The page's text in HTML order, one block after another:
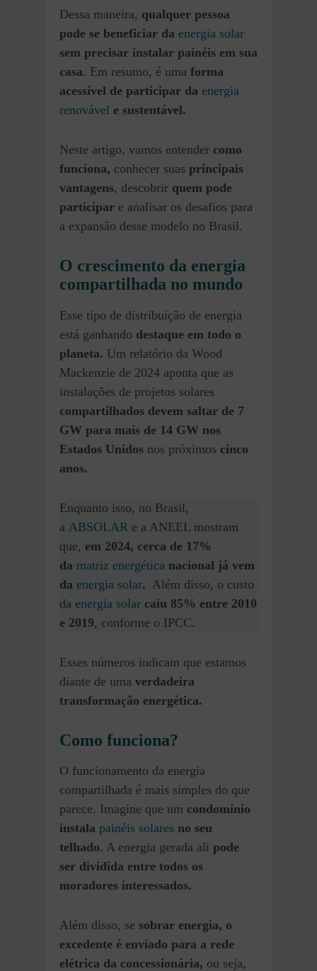
Dessa maneira, qualquer pessoa
pode se beneficiar da energia solar
sem precisar instalar painéis em sua
casa. Em resumo, é uma forma
acessível de participar da energia
renovável e sustentável.
Neste artigo, vamos entender como
funciona, conhecer suas principais
vantagens, descobrir quem pode
participar e analisar os desafios para
a expansão desse modelo no Brasil.
O crescimento da energia
compartilhada no mundo
Esse tipo de distribuição de energia
está ganhando destaque em todo o
planeta. Um relatório da Wood
Mackenzie de 2024 aponta que as
instalações de projetos solares
compartilhados devem saltar de 7
GW para mais de 14 GW nos
Estados Unidos nos próximos cinco
anos.
Enquanto isso, no Brasil,
a ABSOLAR e a ANEEL mostram
que, em 2024, cerca de 17%
da matriz energética nacional já vem
da energia solar. Além disso, o custo
da energia solar caiu 85% entre 2010
e 2019, conforme o IPCC.
Esses números indicam que estamos
diante de uma verdadeira
transformação energética.
Como funciona?
O funcionamento da energia
compartilhada é mais simples do que
parece. Imagine que um condomínio
instala painéis solares no seu
telhado. A energia gerada ali pode
ser dividida entre todos os
moradores interessados.
Além disso, se sobrar energia, o
excedente é enviado para a rede
elétrica da concessionária, ou seja,